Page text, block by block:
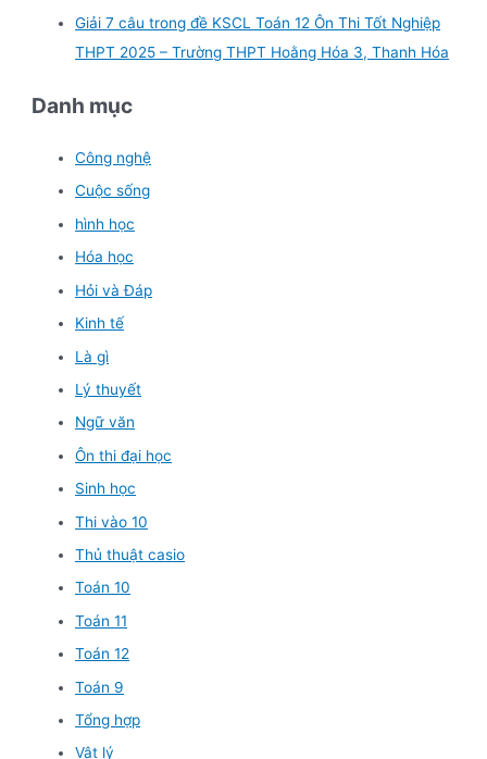
Giải 7 câu trong đề KSCL Toán 12 Ôn Thi Tốt Nghiệp
THPT 2025 – Trường THPT Hoằng Hóa 3, Thanh Hóa
Danh mục
Công nghệ
Cuộc sống
hình học
Hóa học
Hỏi và Đáp
Kinh tế
Là gì
Lý thuyết
Ngữ văn
Ôn thi đại học
Sinh học
Thi vào 10
Thủ thuật casio
Toán 10
Toán 11
Toán 12
Toán 9
Tổng hợp
Vật lý